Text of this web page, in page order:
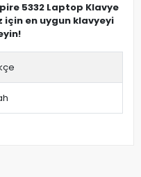
5332 Laptop Klavye
için en uygun klavyeyi